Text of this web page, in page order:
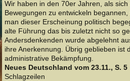
Wir haben in den 70er Jahren, als
Bewegungen zu entwickeln
man dieser Erscheinung politisch
alte Führung das bis zuletzt nicht so
Andersdenkenden wurde abgelehnt
ihre Anerkennung. Übrig geblieben ist
administrative Bekämpfung.
Neues Deutschland vom 23.11., S. 5
Schlagzeilen